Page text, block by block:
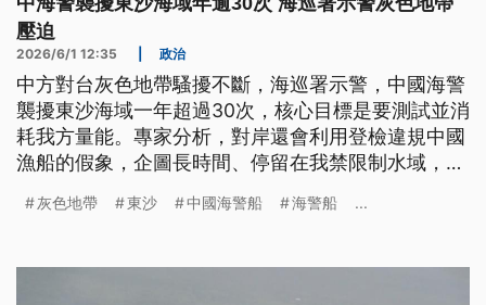
壓迫
2026/6/1 12:35 政治
中方對台灰色地帶騷擾不斷，海巡署示警，中國海警
襲擾東沙海域一年超過30次，核心目標是要測試並消
耗我方量能。專家分析，對岸還會利用登檢違規中國
漁船的假象，企圖長時間、停留在我禁限制水域，提
阻共軍、宣示主權。
灰色地帶 東沙 中國海警船 海警船 ...